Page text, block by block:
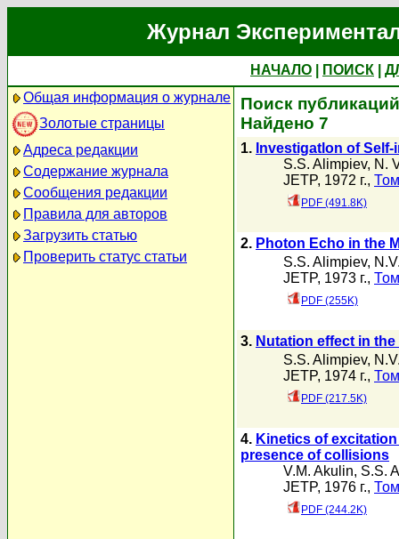
Журнал
НАЧАЛО ПОИСК
Общая информация о журнале
Золотые страницы
Адреса редакции
Содержание журнала
Сообщения редакции
Правила для авторов
Загрузить статью
Проверить статус статьи
Поиск
Найдено 7
1. Investigatlon of
S.S. Alimpiev, N.
JETP, 1972 г.,
PDF (491.8K)
2. Photon Echo in the
S.S. Alimpiev,
JETP, 1973 г.,
PDF (255K)
3. Nutation effect in
S.S. Alimpiev,
JETP, 1974 г.,
PDF (217.5K)
4. Kinetics of
presence of collisions
V.M. Akulin, S.S.
JETP, 1976 г.,
PDF (244.2K)